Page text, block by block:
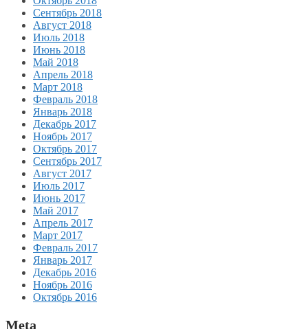
Сентябрь 2018
Август 2018
Июль 2018
Июнь 2018
Май 2018
Апрель 2018
Март 2018
Февраль 2018
Январь 2018
Декабрь 2017
Ноябрь 2017
Октябрь 2017
Сентябрь 2017
Август 2017
Июль 2017
Июнь 2017
Май 2017
Апрель 2017
Март 2017
Февраль 2017
Январь 2017
Декабрь 2016
Ноябрь 2016
Октябрь 2016
Meta